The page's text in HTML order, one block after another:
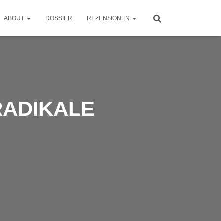
ABOUT DOSSIER REZENSIONEN